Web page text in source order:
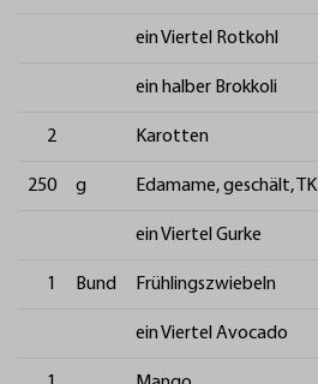
ein Viertel Rotkohl
ein halber Brokkoli
2 Karotten
250 g Edamame, geschält, TK
ein Viertel Gurke
1 Bund Frühlingszwiebeln
ein Viertel Avocado